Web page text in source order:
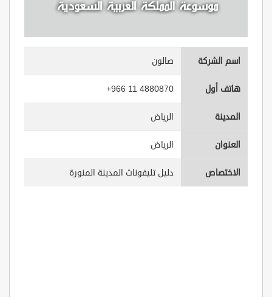
اسم الشركة صالون
هاتف أول +966 11 4880870
المدينة الرياض
العنوان الرياض
الاختصاص دليل تليفونات المدينة المنورة